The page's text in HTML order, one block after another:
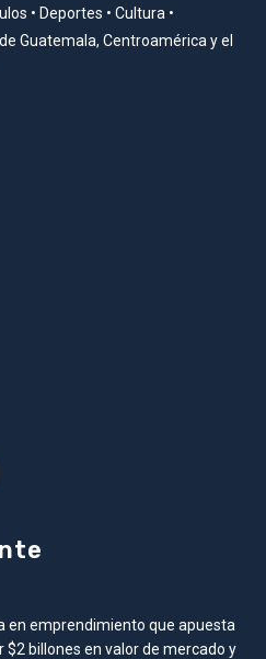
• Deportes • Cultura •
Guatemala, Centroamérica y el
en emprendimiento que apuesta
$2 billones en valor de mercado y